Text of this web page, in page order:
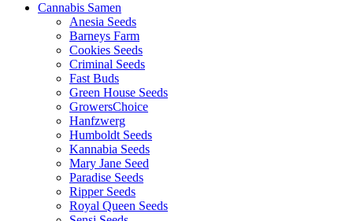
Cannabis Samen
Anesia Seeds
Barneys Farm
Cookies Seeds
Criminal Seeds
Fast Buds
Green House Seeds
GrowersChoice
Hanfzwerg
Humboldt Seeds
Kannabia Seeds
Mary Jane Seed
Paradise Seeds
Ripper Seeds
Royal Queen Seeds